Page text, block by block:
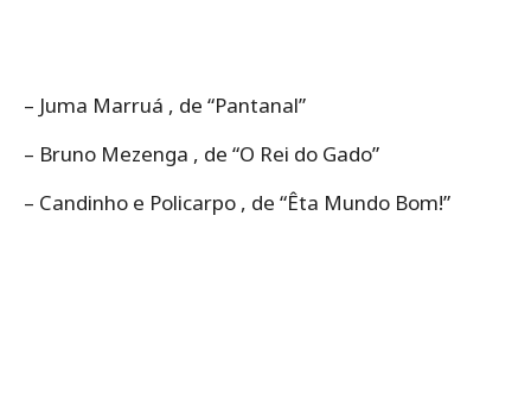
– Juma Marruá , de “Pantanal”
– Bruno Mezenga , de “O Rei do Gado”
– Candinho e Policarpo , de “Êta Mundo Bom!”